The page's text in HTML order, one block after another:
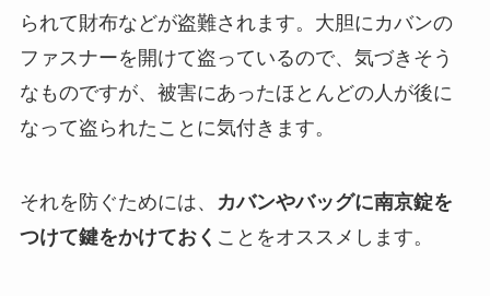
られて財布などが盗難されます。大胆にカバンの
ファスナーを開けて盗っているので、気づきそう
なものですが、被害にあったほとんどの人が後に
なって盗られたことに気付きます。
それを防ぐためには、
カバンやバッグに南京錠を
つけて鍵をかけておく ことをオススメします。